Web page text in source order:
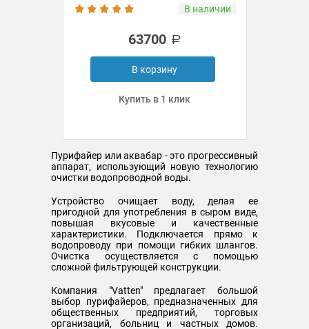
В наличии
63700
В корзину
Купить в 1 клик
Пурифайер или аквабар - это прогрессивный
аппарат, использующий новую технологию
очистки водопроводной воды.
Устройство очищает воду, делая ее
пригодной для употребления в сыром виде,
повышая вкусовые и качественные
характеристики. Подключается прямо к
водопроводу при помощи гибких шлангов.
Очистка осуществляется с помощью
сложной фильтрующей конструкции.
Компания "Vatten" предлагает большой
выбор пурифайеров, предназначенных для
общественных предприятий, торговых
организаций, больниц и частных домов.